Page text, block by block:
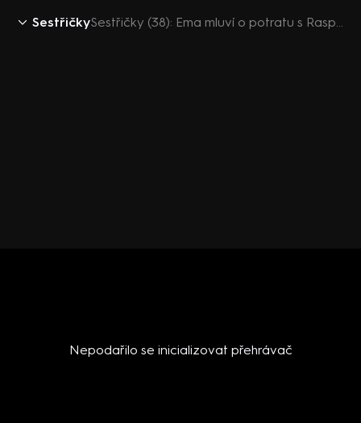
Sestřičky Sestřičky (38): Ema mluví o potratu s Rasputinem
Nepodařilo se inicializovat přehrávač